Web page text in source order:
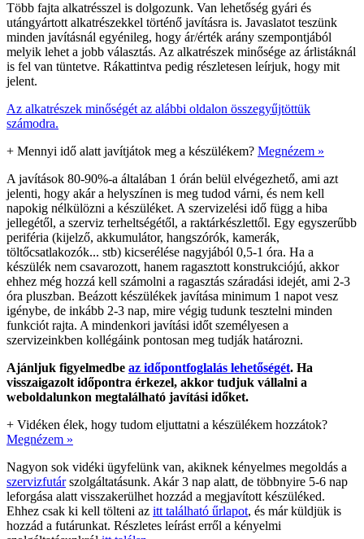
Több fajta alkatrésszel is dolgozunk. Van lehetőség gyári és
utángyártott alkatrészekkel történő javításra is. Javaslatot teszünk
minden javításnál egyénileg, hogy ár/érték arány szempontjából
melyik lehet a jobb választás. Az alkatrészek minősége az árlistáknál
is fel van tüntetve. Rákattintva pedig részletesen leírjuk, hogy mit
jelent.
Az alkatrészek minőségét az alábbi oldalon összegyűjtöttük
számodra.
+ Mennyi idő alatt javítjátok meg a készülékem? Megnézem »
A javítások 80-90%-a általában 1 órán belül elvégezhető, ami azt
jelenti, hogy akár a helyszínen is meg tudod várni, és nem kell
napokig nélkülözni a készüléket. A szervizelési idő függ a hiba
jellegétől, a szerviz terheltségétől, a raktárkészlettől. Egy egyszerűbb
periféria (kijelző, akkumulátor, hangszórók, kamerák,
töltőcsatlakozók... stb) kicserélése nagyjából 0,5-1 óra. Ha a
készülék nem csavarozott, hanem ragasztott konstrukciójú, akkor
ehhez még hozzá kell számolni a ragasztás száradási idejét, ami 2-3
óra pluszban. Beázott készülékek javítása minimum 1 napot vesz
igénybe, de inkább 2-3 nap, mire végig tudunk tesztelni minden
funkciót rajta. A mindenkori javítási időt személyesen a
szervizeinkben kollégáink pontosan meg tudják határozni.
Ajánljuk figyelmedbe az időpontfoglalás lehetőségét. Ha
visszaigazolt időpontra érkezel, akkor tudjuk vállalni a
weboldalunkon megtalálható javítási időket.
+ Vidéken élek, hogy tudom eljuttatni a készülékem hozzátok?
Megnézem »
Nagyon sok vidéki ügyfelünk van, akiknek kényelmes megoldás a
szervizfutárszolgáltatásunk. Akár 3 nap alatt, de többnyire 5-6 nap
leforgása alatt visszakerülhet hozzád a megjavított készüléked.
Ehhez csak ki kell tölteni az itt található űrlapot, és már küldjük is
hozzád a futárunkat. Részletes leírást erről a kényelmi